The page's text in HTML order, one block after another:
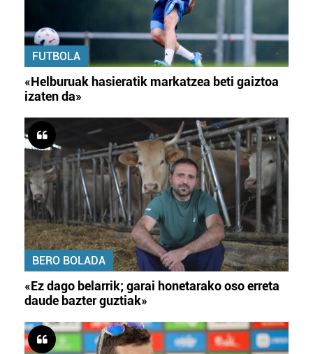
FUTBOLA
«Helburuak hasieratik markatzea beti gaiztoa
izaten da»
BERO BOLADA
«Ez dago belarrik; garai honetarako oso erreta
daude bazter guztiak»